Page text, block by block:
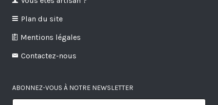
Plan du site
Mentions légales
Contactez-nous
ABONNEZ-VOUS À NOTRE NEWSLETTER